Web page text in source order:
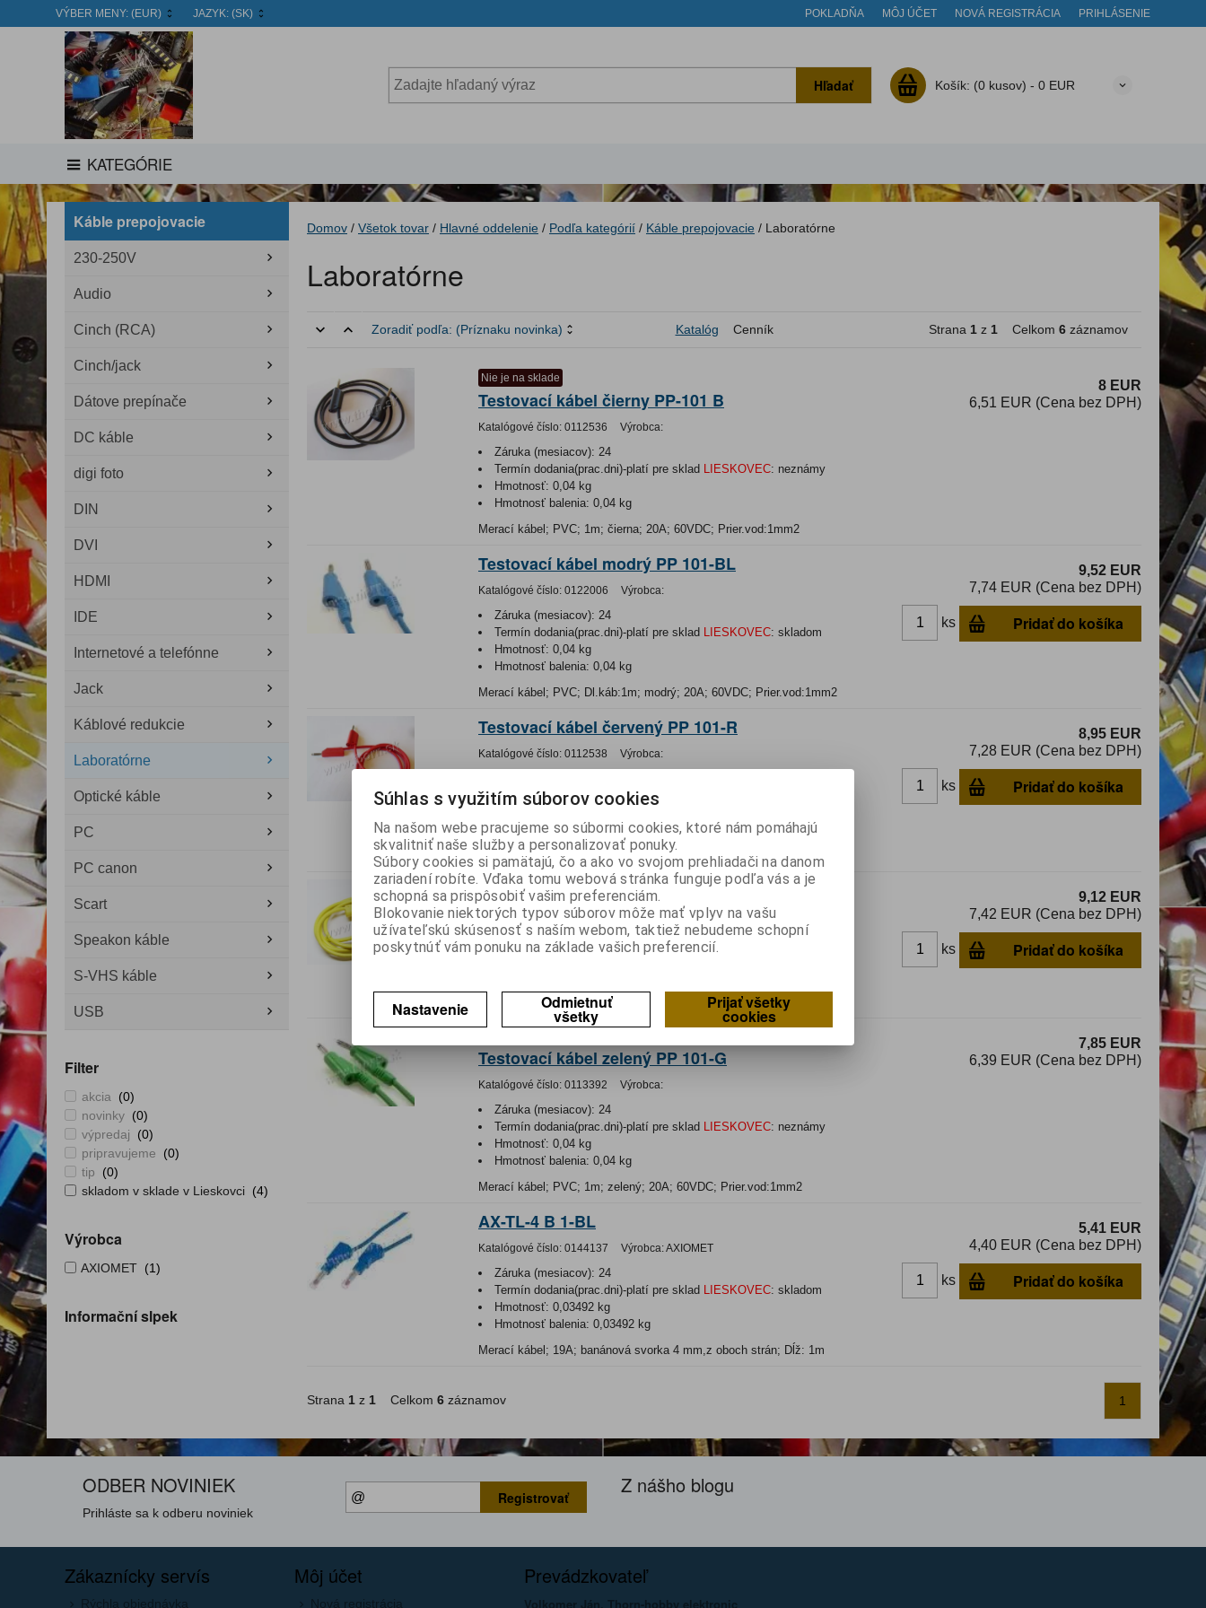
VÝBER MENY: (EUR) JAZYK: (SK) POKLADŇA MÔJ ÚČET NOVÁ REGISTRÁCIA PRIHLÁSENIE
Hľadať Košík: (0 kusov) - 0 EUR
KATEGÓRIE
Káble prepojovacie
230-250V
Audio
Cinch (RCA)
Cinch/jack
Dátove prepínače
DC káble
digi foto
DIN
DVI
HDMI
IDE
Internetové a telefónne
Jack
Káblové redukcie
Laboratórne
Optické káble
PC
PC canon
Scart
Speakon káble
S-VHS káble
USB
Filter
akcia
(0)
novinky (0)
výpredaj
(0)
pripravujeme
(0)
tip
(0)
skladom v sklade v Lieskovci (4)
Výrobca
AXIOMET (1)
Informační slpek
Domov / Všetok tovar / Hlavné oddelenie / Podľa kategórií / Káble prepojovacie / Laboratórne
Laboratórne
Zoradiť podľa: (Príznaku novinka) Katalóg Cenník Strana 1 z 1 Celkom 6 záznamov
Nie je na sklade
Testovací kábel čierny PP-101 B
Katalógové číslo: 0112536 Výrobca:
Záruka (mesiacov): 24
Termín dodania(prac.dni)-platí pre sklad LIESKOVEC: neznámy
Hmotnosť: 0,04 kg
Hmotnosť balenia: 0,04 kg
Merací kábel; PVC; 1m; čierna; 20A; 60VDC; Prier.vod:1mm2
8 EUR
6,51 EUR (Cena bez DPH)
Testovací kábel modrý PP 101-BL
Katalógové číslo: 0122006 Výrobca:
Záruka (mesiacov): 24
Termín dodania(prac.dni)-platí pre sklad LIESKOVEC: skladom
Hmotnosť: 0,04 kg
Hmotnosť balenia: 0,04 kg
Merací kábel; PVC; Dl.káb:1m; modrý; 20A; 60VDC; Prier.vod:1mm2
9,52 EUR
7,74 EUR (Cena bez DPH)
ks Pridať do košíka
Testovací kábel červený PP 101-R
Katalógové číslo: 0112538 Výrobca:
Termín dodania(prac.dni)-platí pre sklad
Hmotnosť balenia:0,04 kg
Merací kábel; PVC; 1m; červený; 20A; 60VDC; Prier.vod:1mm2
8,95 EUR
7,28 EUR (Cena bez DPH)
ks Pridať do košíka
Testovací kábel žltý PP-101 Y
Katalógové číslo: 0122007 Výrobca:
Záruka (mesiacov): 24
Termín dodania(prac.dni)-platí pre sklad
Merací kábel; PVC; 1m; žltá; 20A; 60VDC; Prier.vod:1mm2
9,12 EUR
7,42 EUR (Cena bez DPH)
ks Pridať do košíka
Testovací kábel zelený PP 101-G
Katalógové číslo: 0113392 Výrobca:
Záruka (mesiacov): 24
Termín dodania(prac.dni)-platí pre sklad LIESKOVEC: neznámy
Hmotnosť: 0,04 kg
Hmotnosť balenia: 0,04 kg
Merací kábel; PVC; 1m; zelený; 20A; 60VDC; Prier.vod:1mm2
7,85 EUR
6,39 EUR (Cena bez DPH)
AX-TL-4 B 1-BL
Katalógové číslo: 0144137 Výrobca:AXIOMET
Záruka (mesiacov): 24
Termín dodania(prac.dni)-platí pre sklad LIESKOVEC: skladom
Hmotnosť: 0,03492 kg
Hmotnosť balenia: 0,03492 kg
Merací kábel; 19A; banánová svorka 4 mm,z oboch strán; Dĺž: 1m
5,41 EUR
4,40 EUR (Cena bez DPH)
ks Pridať do košíka
Strana 1 z 1 Celkom 6 záznamov 1
ODBER NOVINIEK
Prihláste sa k odberu noviniek
Registrovať Z nášho blogu
Zákaznícky servís
Rýchla objednávka
Môj účet
Nová registrácia
Prevádzkovateľ
Volkomer Ján, Thorn-hobby elektronic
Súhlas s využitím súborov cookies
Na našom webe pracujeme so súbormi cookies, ktoré nám pomáhajú
skvalitniť naše služby a personalizovať ponuky.
Súbory cookies si pamätajú, čo a ako vo svojom prehliadači na danom
zariadení robíte. Vďaka tomu webová stránka funguje podľa vás a je
schopná sa prispôsobiť vašim preferenciám.
Blokovanie niektorých typov súborov môže mať vplyv na vašu
užívateľskú skúsenosť s naším webom, taktiež nebudeme schopní
poskytnúť vám ponuku na základe vašich preferencií.
Nastavenie Odmietnuť
všetky
Prijať všetky
cookies